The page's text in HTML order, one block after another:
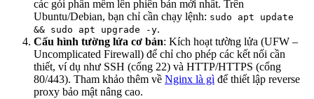
các gói phần mềm lên phiên bản mới nhất. Trên
Ubuntu/Debian, bạn chỉ cần chạy lệnh: sudo apt update
&& sudo apt upgrade -y.
Cấu hình tường lửa cơ bản: Kích hoạt tường lửa (UFW –
Uncomplicated Firewall) để chỉ cho phép các kết nối cần
thiết, ví dụ như SSH (cổng 22) và HTTP/HTTPS (cổng
80/443). Tham khảo thêm về Nginx là gì để thiết lập reverse
proxy bảo mật nâng cao.